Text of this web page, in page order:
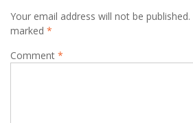
Your email address will not be published.
marked *
Comment *